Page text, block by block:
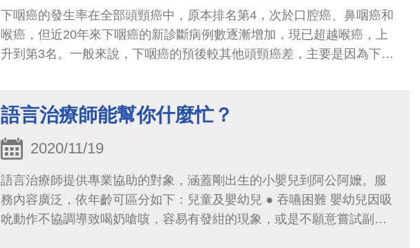
下咽癌的發生率在全部頭頸癌中，原本排名第4，次於口腔癌、鼻咽癌和
喉癌，但近20年來下咽癌的新診斷病例數逐漸增加，現已超越喉癌，上
升到第3名。一般來說，下咽癌的預後較其他頭頸癌差，主要是因為下咽
語言治療師能幫你什麼忙？
2020/11/19
語言治療師提供專業協助的對象，涵蓋剛出生的小嬰兒到阿公阿嬤。服
務內容廣泛，依年齡可區分如下：兒童及嬰幼兒 ● 吞嚥困難 嬰幼兒因吸
吮動作不協調導致喝奶嗆咳，容易有發紺的現象，或是不願意嘗試副食